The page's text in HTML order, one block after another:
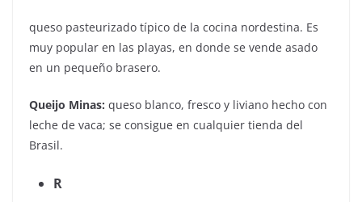
queso pasteurizado típico de la cocina nordestina. Es
muy popular en las playas, en donde se vende asado
en un pequeño brasero.
Queijo Minas: queso blanco, fresco y liviano hecho con
leche de vaca; se consigue en cualquier tienda del
Brasil.
R